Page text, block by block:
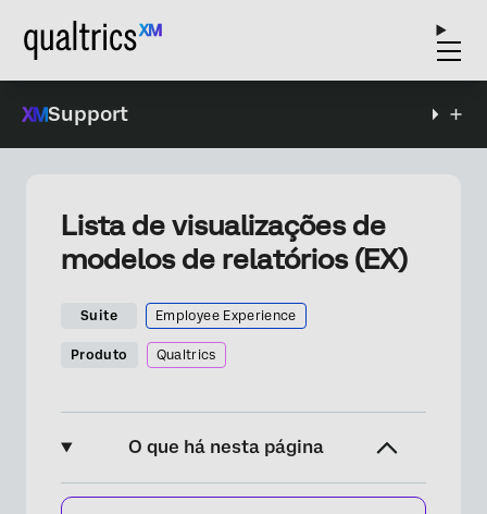
Support
Lista de visualizações de
modelos de relatórios (EX)
Suite Employee Experience
Produto Qualtrics
O que há nesta página
Sobre as visualizações do modelo de